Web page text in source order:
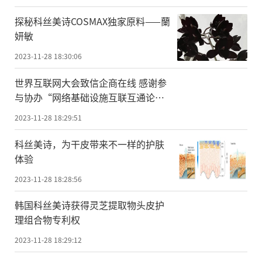
探秘科丝美诗COSMAX独家原料——蘭
妍敏
2023-11-28 18:30:06
世界互联网大会致信企商在线 感谢参
与协办“网络基础设施互联互通论
2023-11-28 18:29:51
科丝美诗，为干皮带来不一样的护肤
体验
2023-11-28 18:28:56
韩国科丝美诗获得灵芝提取物头皮护
理组合物专利权
2023-11-28 18:29:12